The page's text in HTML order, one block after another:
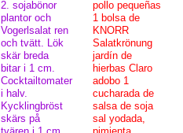
2. sojabönor
plantor och
Vogerlsalat ren
och tvätt. Lök
skär breda
bitar i 1 cm.
Cocktailtomater
i halv.
Kycklingbröst
skärs på
pollo pequeñas
1 bolsa de
KNORR
Salatkrönung
jardín de
hierbas Claro
adobo 1
cucharada de
salsa de soja
sal yodada,